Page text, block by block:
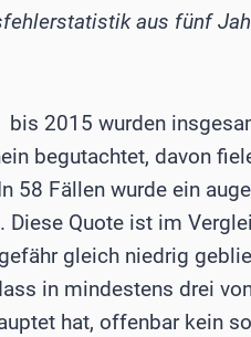
aus fünf
bis 2015 wurden
begutachtet, davon
58 Fällen wurde ein
Diese Quote ist im
gleich niedrig
in mindestens drei
hat, offenbar kein